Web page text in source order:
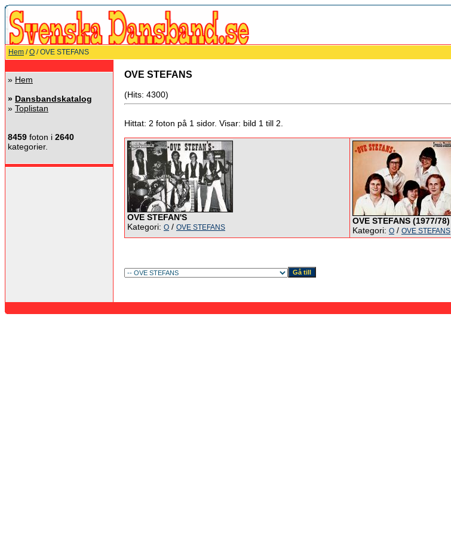
Hem /O / OVE STEFANS
» Hem
» Dansbandskatalog
» Toplistan
8459 foton i 2640
kategorier.
OVE STEFANS
(Hits: 4300)
Hittat: 2 foton på 1 sidor. Visar: bild 1 till 2.
OVE STEFAN'S
Kategori: O / OVE STEFANS
OVE STEFANS (1977/78)
Kategori: O / OVE STEFANS